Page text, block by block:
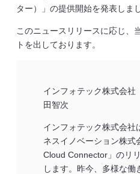
ター）」の提供開始を発表しまし
このニュースリリースに応じ、
トを出しております。
インフォテック株式会
田智次
インフォテック株式会社
ネスイノベーション株式
Cloud Connector」のリ
します。昨今、多様な働